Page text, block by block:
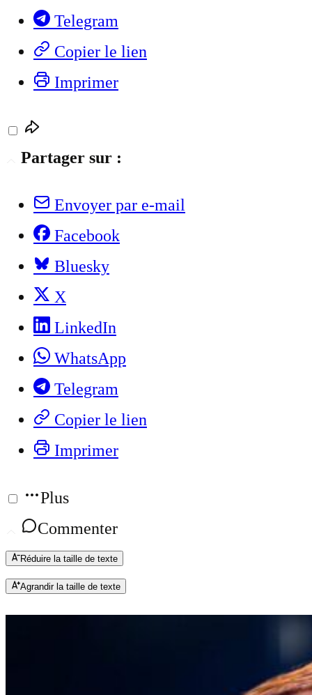
Telegram
Copier le lien
Imprimer
Partager sur :
Envoyer par e-mail
Facebook
Bluesky
X
LinkedIn
WhatsApp
Telegram
Copier le lien
Imprimer
Plus
Commenter
Réduire la taille de texte
Agrandir la taille de texte